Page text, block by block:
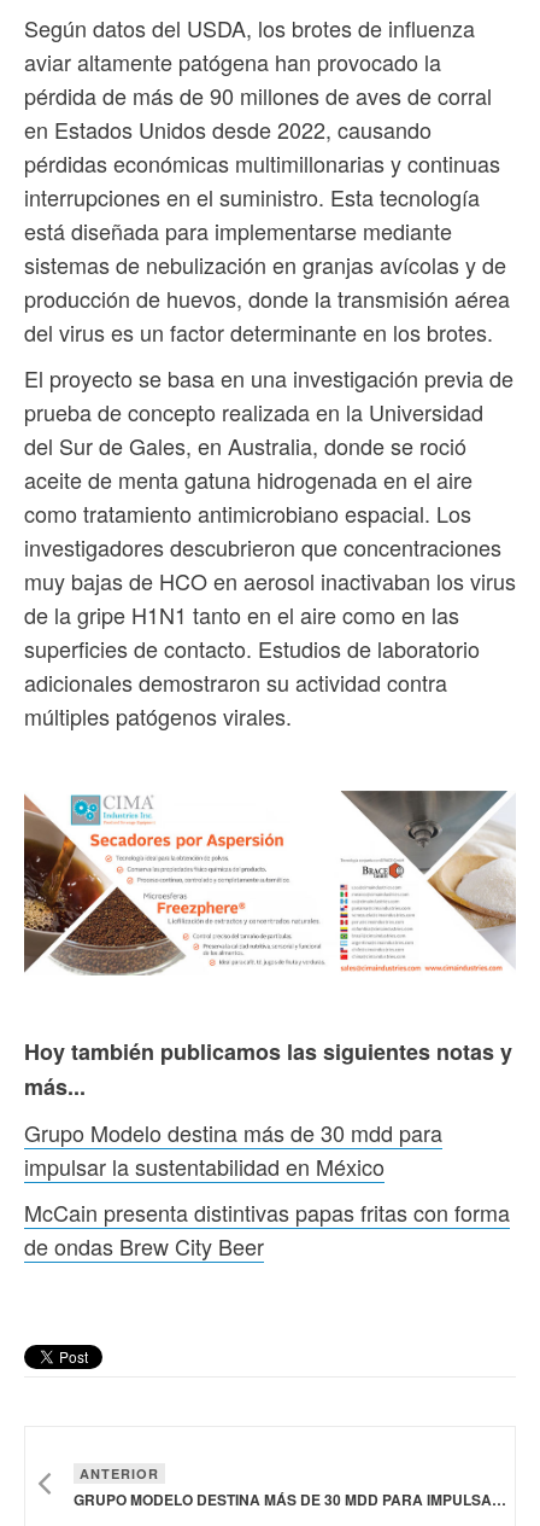
Según datos del USDA, los brotes de influenza
aviar altamente patógena han provocado la
pérdida de más de 90 millones de aves de corral
en Estados Unidos desde 2022, causando
pérdidas económicas multimillonarias y continuas
interrupciones en el suministro. Esta tecnología
está diseñada para implementarse mediante
sistemas de nebulización en granjas avícolas y de
producción de huevos, donde la transmisión aérea
del virus es un factor determinante en los brotes.
El proyecto se basa en una investigación previa de
prueba de concepto realizada en la Universidad
del Sur de Gales, en Australia, donde se roció
aceite de menta gatuna hidrogenada en el aire
como tratamiento antimicrobiano espacial. Los
investigadores descubrieron que concentraciones
muy bajas de HCO en aerosol inactivaban los virus
de la gripe H1N1 tanto en el aire como en las
superficies de contacto. Estudios de laboratorio
adicionales demostraron su actividad contra
múltiples patógenos virales.
Hoy también publicamos las siguientes notas y
más...
Grupo Modelo destina más de 30 mdd para
impulsar la sustentabilidad en México
McCain presenta distintivas papas fritas con forma
de ondas Brew City Beer
ANTERIOR
GRUPO MODELO DESTINA MÁS DE 30 MDD PARA IMPULSAR LA SUSTENTABILIDAD EN MÉXICO